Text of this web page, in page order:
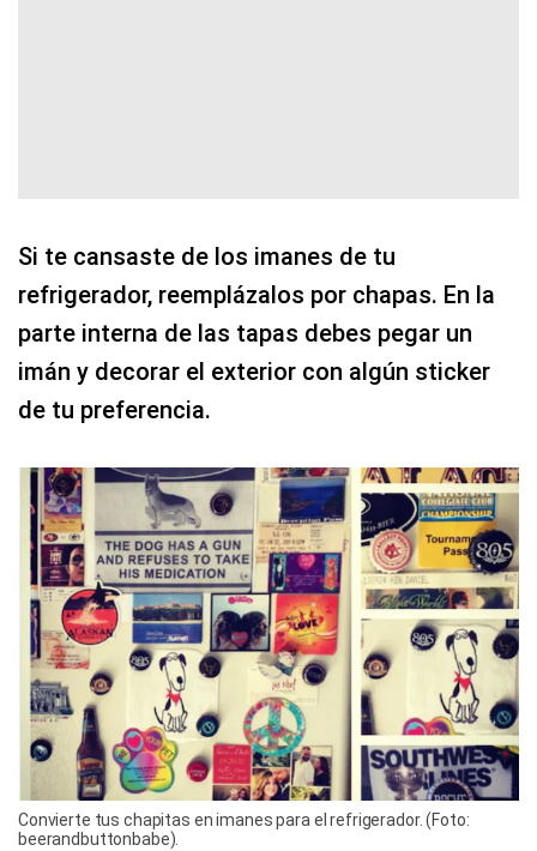
Si te cansaste de los imanes de tu
refrigerador, reemplázalos por chapas. En la
parte interna de las tapas debes pegar un
imán y decorar el exterior con algún sticker
de tu preferencia.
Convierte tus chapitas en imanes para el refrigerador. (Foto:
beerandbuttonbabe).